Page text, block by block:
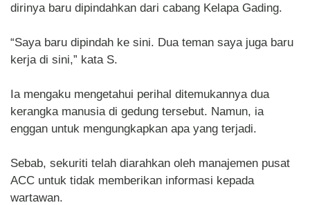
dirinya baru dipindahkan dari cabang Kelapa Gading.
“Saya baru dipindah ke sini. Dua teman saya juga baru
kerja di sini,” kata S.
Ia mengaku mengetahui perihal ditemukannya dua
kerangka manusia di gedung tersebut. Namun, ia
enggan untuk mengungkapkan apa yang terjadi.
Sebab, sekuriti telah diarahkan oleh manajemen pusat
ACC untuk tidak memberikan informasi kepada
wartawan.